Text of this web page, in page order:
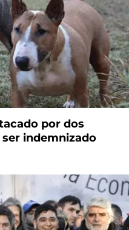
por dos
indemnizado